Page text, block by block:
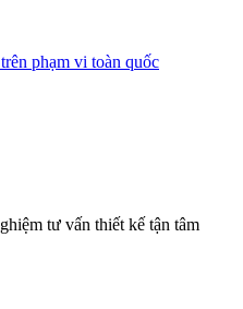
phạm vi toàn quốc
tư vấn thiết kế tận tâm